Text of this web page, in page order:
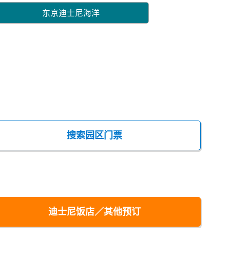
东京迪士尼海洋
搜索园区门票
迪士尼饭店／其他预订